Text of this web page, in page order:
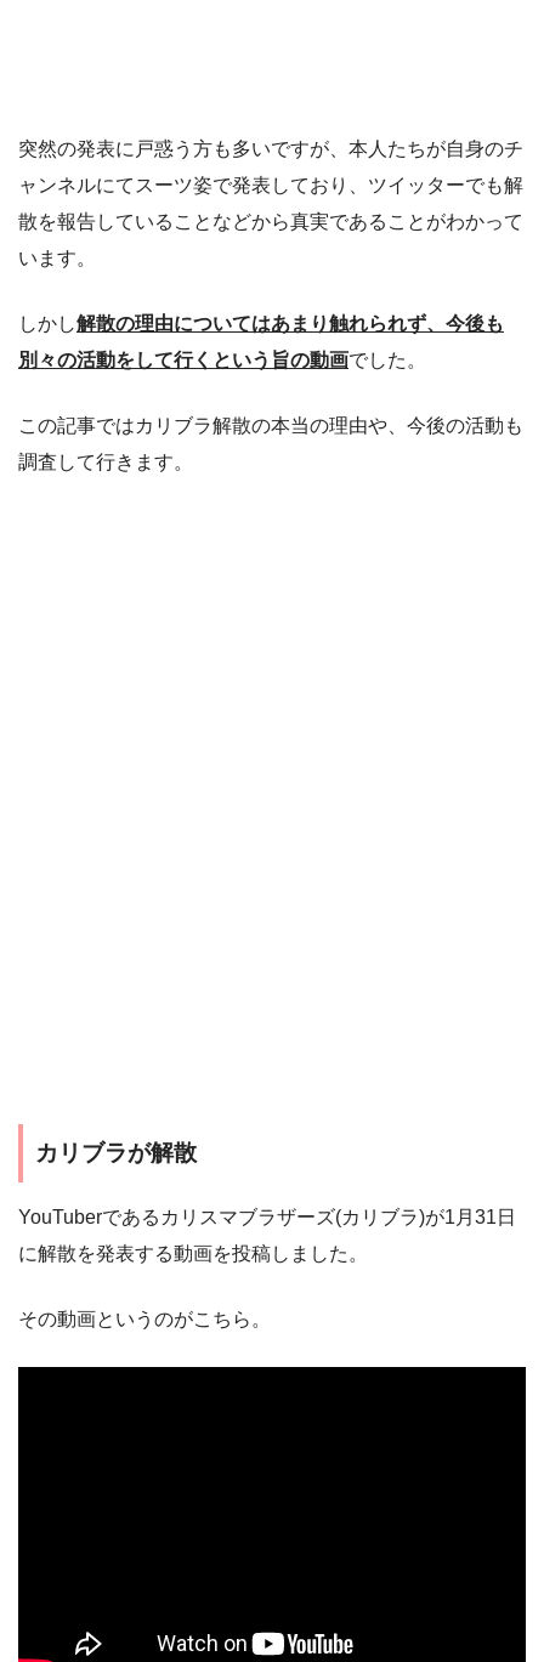
突然の発表に戸惑う方も多いですが、本人たちが自身のチ
ャンネルにてスーツ姿で発表しており、ツイッターでも解
散を報告していることなどから真実であることがわかって
います。
しかし解散の理由についてはあまり触れられず、今後も
別々の活動をして行くという旨の動画でした。
この記事ではカリブラ解散の本当の理由や、今後の活動も
調査して行きます。
カリブラが解散
YouTuberであるカリスマブラザーズ(カリブラ)が1月31日
に解散を発表する動画を投稿しました。
その動画というのがこちら。